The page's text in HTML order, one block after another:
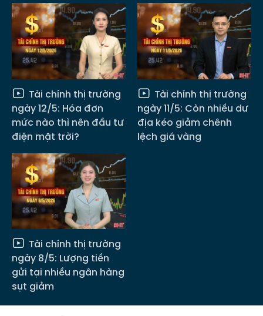
Tài chính thị trường
ngày 12/5: Hóa đơn
mức nào thì nên đầu tư
điện mặt trời?
Tài chính thị trường
ngày 11/5: Còn nhiều dư
địa kéo giảm chênh
lệch giá vàng
Tài chính thị trường
ngày 8/5: Lượng tiền
gửi tại nhiều ngân hàng
sụt giảm